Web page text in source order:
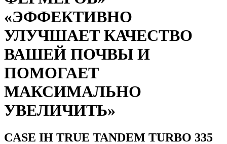
«ЭФФЕКТИВНО
УЛУЧШАЕТ КАЧЕСТВО
ВАШЕЙ ПОЧВЫ И
ПОМОГАЕТ
МАКСИМАЛЬНО
УВЕЛИЧИТЬ»
CASE IH TRUE TANDEM TURBO 335